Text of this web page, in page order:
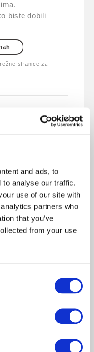
and ads, to
to analyse our traffic.
use of our site with
partners who
that you’ve
from your use
biste dobili
stranice za